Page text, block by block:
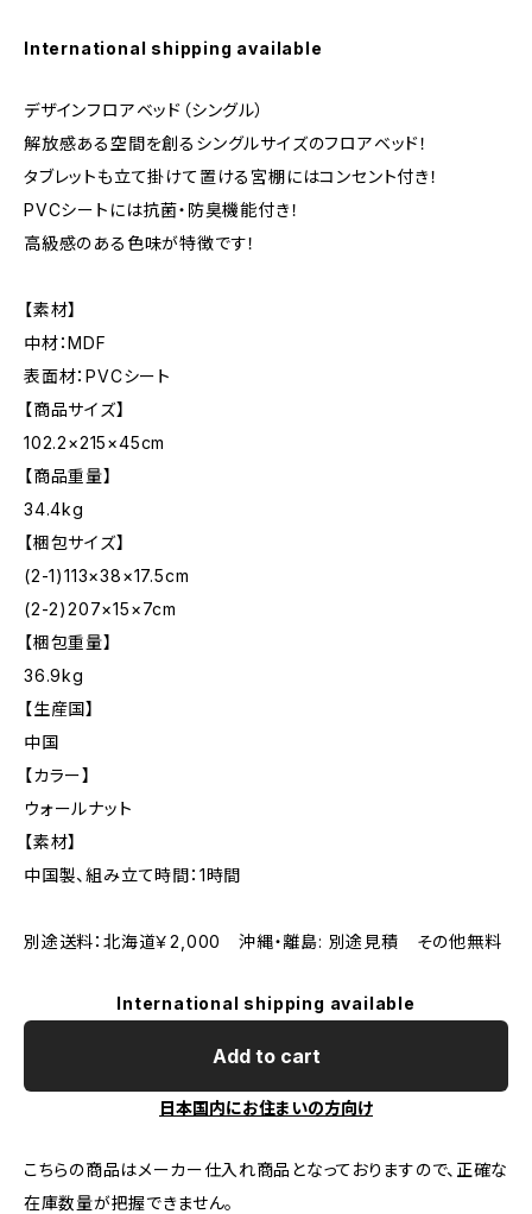
International shipping available
デザインフロアベッド（シングル）
解放感ある空間を創るシングルサイズのフロアベッド！
タブレットも立て掛けて置ける宮棚にはコンセント付き！
PVCシートには抗菌・防臭機能付き！
高級感のある色味が特徴です！
【素材】
中材：MDF
表面材：PVCシート
【商品サイズ】
102.2×215×45cm
【商品重量】
34.4kg
【梱包サイズ】
(2-1)113×38×17.5cm
(2-2)207×15×7cm
【梱包重量】
36.9kg
【生産国】
中国
【カラー】
ウォールナット
【素材】
中国製、組み立て時間：1時間
別途送料：北海道￥2,000 沖縄・離島: 別途見積 その他無料
International shipping available
Add to cart
日本国内にお住まいの方向け
こちらの商品はメーカー仕入れ商品となっておりますので、正確な
在庫数量が把握できません。